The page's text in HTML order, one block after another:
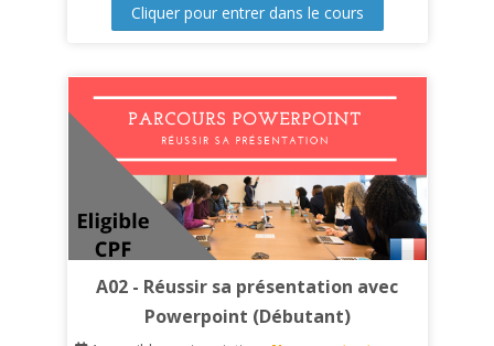
Cliquer pour entrer dans le cours
A02 - Réussir sa présentation avec
Powerpoint (Débutant)